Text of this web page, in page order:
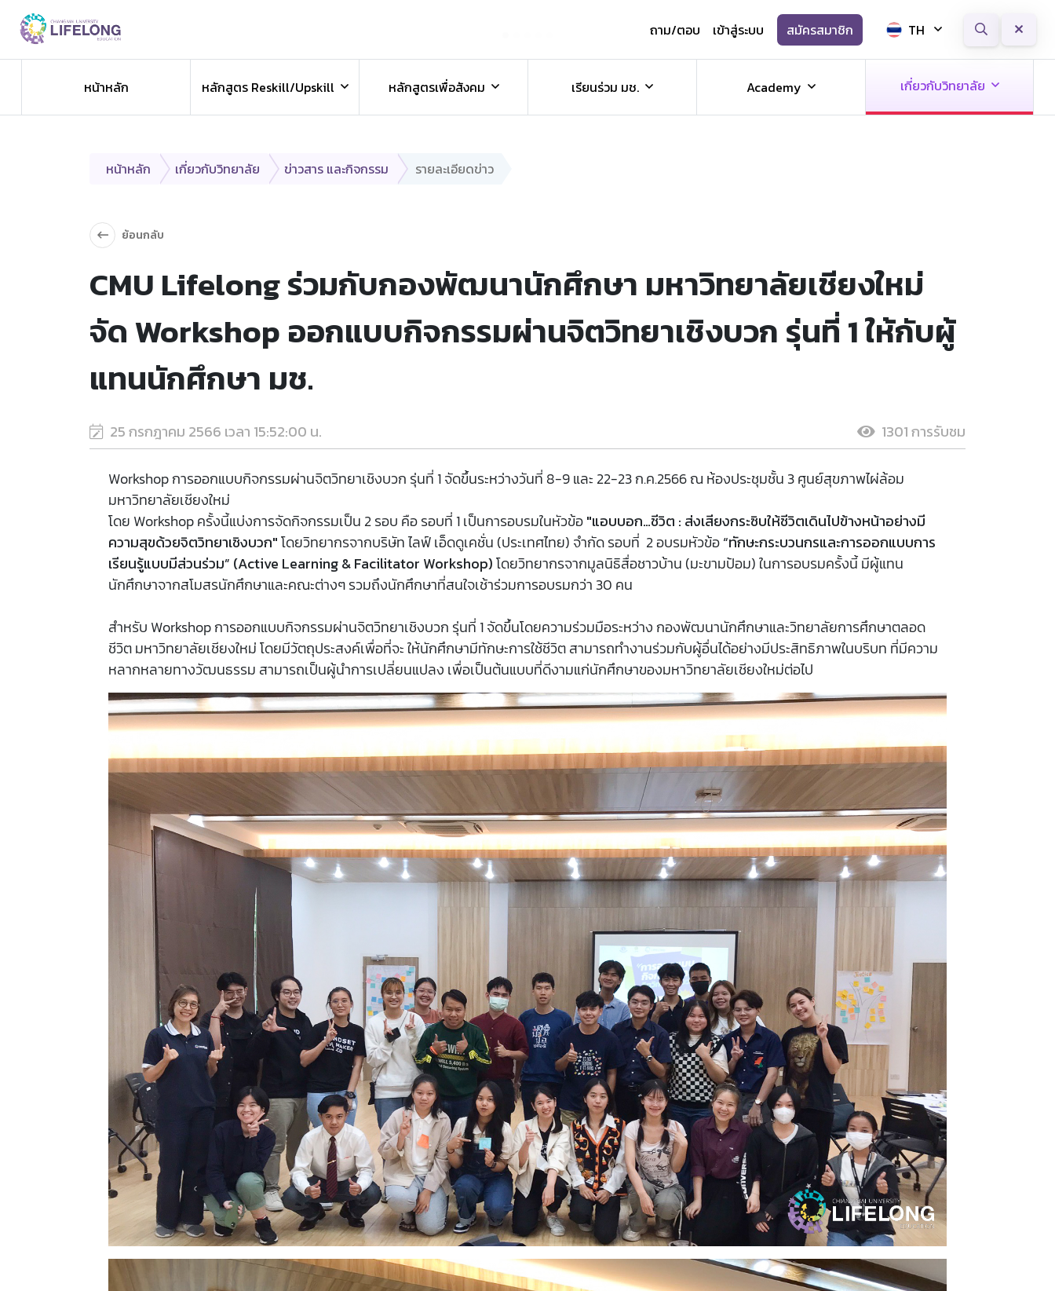
ถาม/ตอบ เข้าสู่ระบบ สมัครสมาชิก TH
ข่าวประชาสัมพันธ์
ข่าวสารองค์กร ข่าวสารกิจกรรม
หน้าหลัก
หลักสูตร Reskill/Upskill หลักสูตรเพื่อสังคม เรียนร่วม มช. Academy เกี่ยวกับวิทยาลัย
หน้าหลัก เกี่ยวกับวิทยาลัย ข่าวสาร และกิจกรรม รายละเอียดข่าว
ย้อนกลับ
CMU Lifelong ร่วมกับกองพัฒนานักศึกษา มหาวิทยาลัยเชียงใหม่
จัด Workshop ออกแบบกิจกรรมผ่านจิตวิทยาเชิงบวก รุ่นที่ 1 ให้กับผู้
แทนนักศึกษา มช.
25 กรกฎาคม 2566 เวลา 15:52:00 น. 1301 การรับชม
Workshop การออกแบบกิจกรรมผ่านจิตวิทยาเชิงบวก รุ่นที่ 1 จัดขึ้นระหว่างวันที่ 8-9 และ 22-23 ก.ค.2566 ณ ห้องประชุมชั้น 3 ศูนย์สุขภาพไผ่ล้อม
มหาวิทยาลัยเชียงใหม่
โดย Workshop ครั้งนี้แบ่งการจัดกิจกรรมเป็น 2 รอบ คือ รอบที่ 1 เป็นการอบรมในหัวข้อ"แอบบอก…ชีวิต : ส่งเสียงกระซิบให้ชีวิตเดินไปข้างหน้าอย่างมี
ความสุขด้วยจิตวิทยาเชิงบวก"โดยวิทยากรจากบริษัท ไลฟ์ เอ็ดดูเคชั่น (ประเทศไทย) จำกัด รอบที่ 2 อบรมหัวข้อ“ทักษะกระบวนกรและการออกแบบการ
เรียนรู้แบบมีส่วนร่วม” (Active Learning & Facilitator Workshop)โดยวิทยากรจากมูลนิธิสื่อชาวบ้าน (มะขามป้อม) ในการอบรมครั้งนี้ มีผู้แทน
นักศึกษาจากสโมสรนักศึกษาและคณะต่างๆ รวมถึงนักศึกษาที่สนใจเช้าร่วมการอบรมกว่า 30 คน
สำหรับ Workshop การออกแบบกิจกรรมผ่านจิตวิทยาเชิงบวก รุ่นที่ 1 จัดขึ้นโดยความร่วมมือระหว่าง กองพัฒนานักศึกษาและวิทยาลัยการศึกษาตลอด
ชีวิต มหาวิทยาลัยเชียงใหม่ โดยมีวัตถุประสงค์เพื่อที่จะ ให้นักศึกษามีทักษะการใช้ชีวิต สามารถทำงานร่วมกับผู้อื่นได้อย่างมีประสิทธิภาพในบริบท ที่มีความ
หลากหลายทางวัฒนธรรม สามารถเป็นผู้นำการเปลี่ยนแปลง เพื่อเป็นต้นแบบที่ดีงามแก่นักศึกษาของมหาวิทยาลัยเชียงใหม่ต่อไป